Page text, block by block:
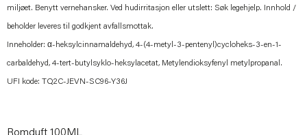
miljøet. Benytt vernehansker. Ved hudirritasjon eller utslett: Søk legehjelp. Innhold /
beholder leveres til godkjent avfallsmottak.
Inneholder: α-heksylcinnamaldehyd, 4-(4-metyl-3-pentenyl)cycloheks-3-en-1-
carbaldehyd, 4-tert-butylsyklo-heksylacetat, Metylendioksyfenyl metylpropanal.
UFI kode: TQ2C-JEVN-SC96-Y36J
Romduft 100ML